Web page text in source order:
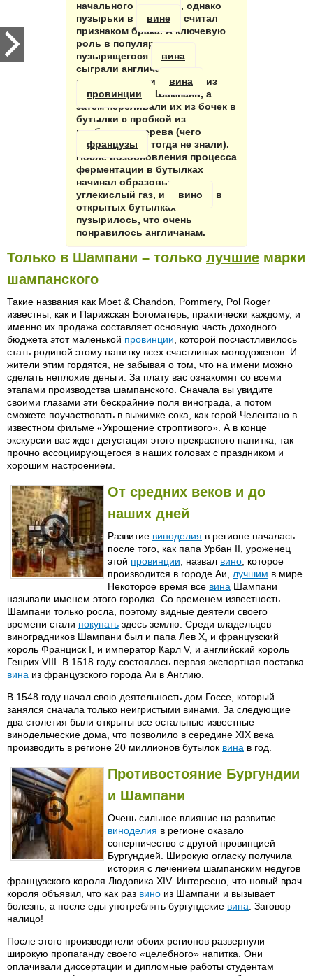
начального
, однако
пузырьки в
вине
считал
признаком брака. А ключевую
роль в популяризации
пузырящегося
вина
сыграли англичане. Они
импортировали
вина
из
провинции
Шампань, а
затем переливали их из бочек в
бутылки с пробкой из
пробкового дерева (чего
французы
тогда не знали).
После возобновления процесса
ферментации в бутылках
начинал образовываться
углекислый газ, и
вино
в
открытых бутылках
пузырилось, что очень
понравилось англичанам.
Только в Шампани – только лучшие марки
шампанского
Такие названия как Mоet & Chandon, Pommery, Pol Roger
известны, как и Парижская Богоматерь, практически каждому, и
именно их продажа составляет основную часть доходного
бюджета этот маленькой провинции , которой посчастливилось
стать родиной этому напитку всех счастливых молодоженов. И
жители этим гордятся, не забывая о том, что на имени можно
сделать неплохие деньги. За плату вас ознакомят со всеми
этапами производства шампанского. Сначала вы увидите
своими глазами эти бескрайние поля винограда, а потом
сможете поучаствовать в выжимке сока, как герой Челентано в
известном фильме «Укрощение строптивого». А в конце
экскурсии вас ждет дегустация этого прекрасного напитка, так
прочно ассоциирующегося в наших головах с праздником и
хорошим настроением.
От средних веков и до
наших дней
Развитие виноделия в регионе началась
после того, как папа Урбан II, уроженец
этой провинции , назвал вино , которое
производится в городе Аи, лучшим в мире.
Некоторое время все вина Шампани
называли именем этого городка. Со временем известность
Шампани только росла, поэтому видные деятели своего
времени стали покупать здесь землю. Среди владельцев
виноградников Шампани был и папа Лев X, и французский
король Франциск I, и император Карл V, и английский король
Генрих VIII. В 1518 году состоялась первая экспортная поставка
вина из французского города Аи в Англию.
В 1548 году начал свою деятельность дом Госсе, который
занялся сначала только неигристыми винами. За следующие
два столетия были открыты все остальные известные
винодельческие дома, что позволило в середине XIX века
производить в регионе 20 миллионов бутылок вина в год.
Противостояние Бургундии
и Шампани
Очень сильное влияние на развитие
виноделия в регионе оказало
соперничество с другой провинцией –
Бургундией. Широкую огласку получила
история с лечением шампанским недугов
французского короля Людовика XIV. Интересно, что новый врач
короля объявил, что как раз вино из Шампани и вызывает
болезнь, а после еды употреблять бургундские вина . Заговор
налицо!
После этого производители обоих регионов развернули
широкую пропаганду своего «целебного» напитка. Они
оплачивали диссертации и дипломные работы студентам